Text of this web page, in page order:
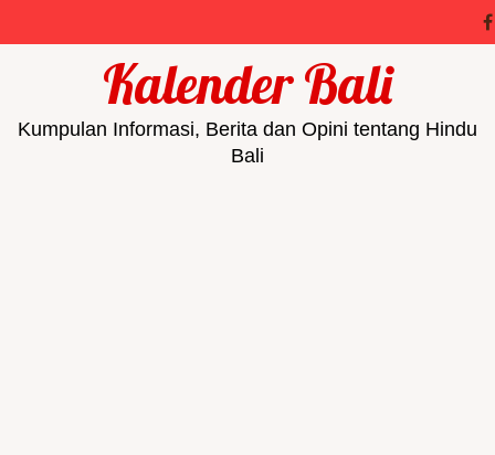
Kalender Bali
Kumpulan Informasi, Berita dan Opini tentang Hindu
Bali